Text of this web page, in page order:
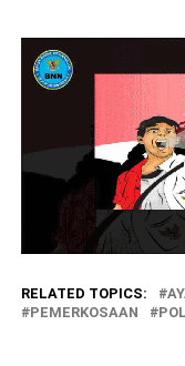
RELATED TOPICS:
PEMERKOSAAN